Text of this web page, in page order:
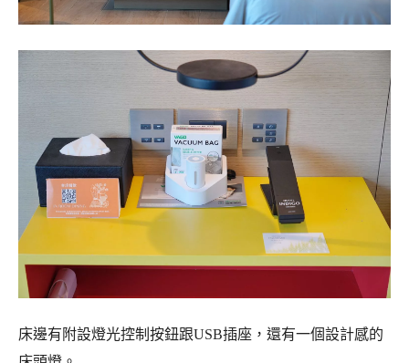
床邊有附設燈光控制按鈕跟USB插座，還有一個設計感的